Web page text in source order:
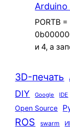
PORTB =
и 4, а
3D-печать
DIY Google IDE
Open Source
ROS swarm